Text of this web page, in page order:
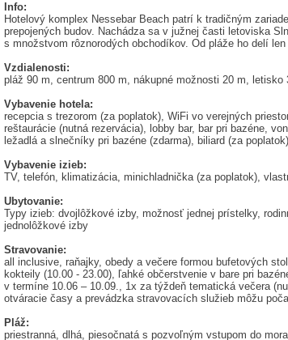
Info:
Hotelový komplex Nessebar Beach patrí k tradičným
prepojených budov. Nachádza sa v južnej časti letoviska
s množstvom rôznorodých obchodíkov. Od pláže ho delí
Vzdialenosti:
pláž 90 m, centrum 800 m, nákupné možnosti 20 m, letisko
Vybavenie hotela:
recepcia s trezorom (za poplatok), WiFi vo verejných
reštaurácie (nutná rezervácia), lobby bar, bar pri bazéne,
ležadlá a slnečníky pri bazéne (zdarma), biliard (za poplatok)
Vybavenie izieb:
TV, telefón, klimatizácia, minichladnička (za poplatok),
Ubytovanie:
Typy izieb: dvojlôžkové izby, možnosť jednej prístelky,
jednolôžkové izby
Stravovanie:
all inclusive, raňajky, obedy a večere formou bufetových
kokteily (10.00 - 23.00), ľahké občerstvenie v bare pri
v termíne 10.06 – 10.09., 1x za týždeň tematická večera
otváracie časy a prevádzka stravovacích služieb môžu
Pláž:
priestranná, dlhá, piesočnatá s pozvoľným vstupom do